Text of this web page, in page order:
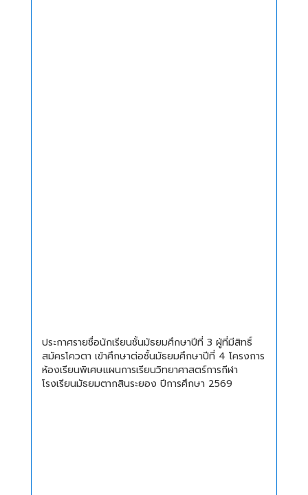
ประกาศรายชื่อนักเรียนชั้นมัธยมศึกษาปีที่ 3 ผู้ที่มีสิทธิ์
สมัครโควตา เข้าศึกษาต่อชั้นมัธยมศึกษาปีที่ 4 โครงการ
ห้องเรียนพิเศษแผนการเรียนวิทยาศาสตร์การกีฬา
โรงเรียนมัธยมตากสินระยอง ปีการศึกษา 2569